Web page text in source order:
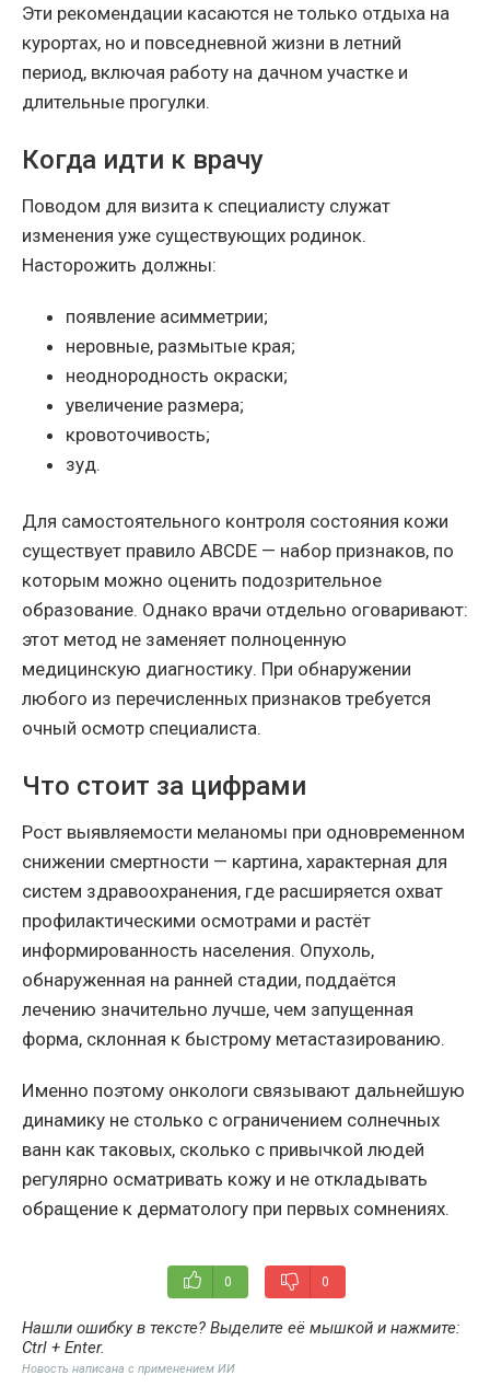
Эти рекомендации касаются не только отдыха на
курортах, но и повседневной жизни в летний
период, включая работу на дачном участке и
длительные прогулки.
Когда идти к врачу
Поводом для визита к специалисту служат
изменения уже существующих родинок.
Насторожить должны:
появление асимметрии;
неровные, размытые края;
неоднородность окраски;
увеличение размера;
кровоточивость;
зуд.
Для самостоятельного контроля состояния кожи
существует правило ABCDE — набор признаков, по
которым можно оценить подозрительное
образование. Однако врачи отдельно оговаривают:
этот метод не заменяет полноценную
медицинскую диагностику. При обнаружении
любого из перечисленных признаков требуется
очный осмотр специалиста.
Что стоит за цифрами
Рост выявляемости меланомы при одновременном
снижении смертности — картина, характерная для
систем здравоохранения, где расширяется охват
профилактическими осмотрами и растёт
информированность населения. Опухоль,
обнаруженная на ранней стадии, поддаётся
лечению значительно лучше, чем запущенная
форма, склонная к быстрому метастазированию.
Именно поэтому онкологи связывают дальнейшую
динамику не столько с ограничением солнечных
ванн как таковых, сколько с привычкой людей
регулярно осматривать кожу и не откладывать
обращение к дерматологу при первых сомнениях.
0 0
Нашли ошибку в тексте? Выделите её мышкой и нажмите:
Ctrl + Enter.
Новость написана с применением ИИ